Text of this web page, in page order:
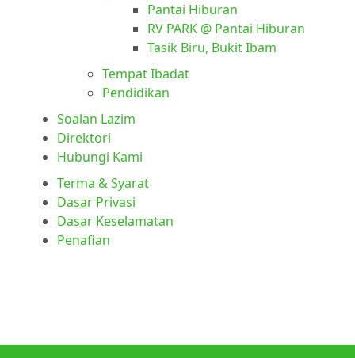
Pantai Hiburan
RV PARK @ Pantai Hiburan
Tasik Biru, Bukit Ibam
Tempat Ibadat
Pendidikan
Soalan Lazim
Direktori
Hubungi Kami
Terma & Syarat
Dasar Privasi
Dasar Keselamatan
Penafian